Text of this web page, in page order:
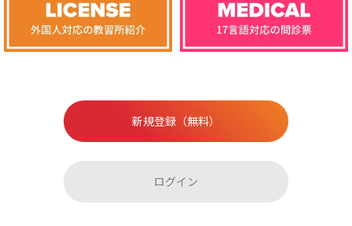
新規登録（無料）
ログイン